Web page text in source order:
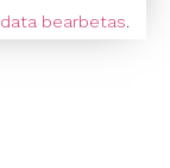
bearbetas.